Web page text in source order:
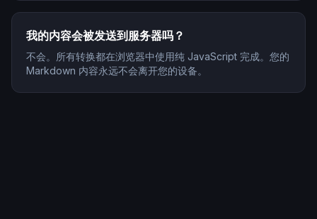
我的内容会被发送到服务器吗？
不会。所有转换都在浏览器中使用纯 JavaScript 完成。您的
Markdown 内容永远不会离开您的设备。